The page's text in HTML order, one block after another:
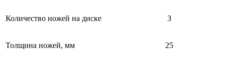
Количество ножей на диске 3
Толщина ножей, мм 25